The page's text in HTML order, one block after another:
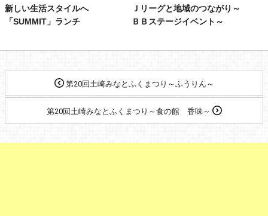
新しい生活スタイルへ
「SUMMIT」ランチ
Ｊリーグと地域のつながり～
ＢＢステージイベント～
第20回土崎みなとふくまつり～ふうりん～
第20回土崎みなとふくまつり～食の館 香味～